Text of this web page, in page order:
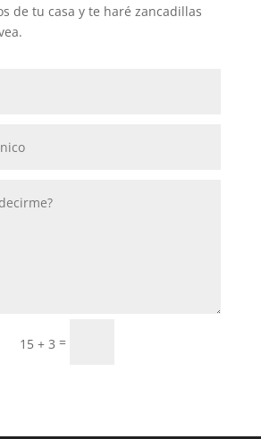
de tu casa y te haré zancadillas
15 + 3 =